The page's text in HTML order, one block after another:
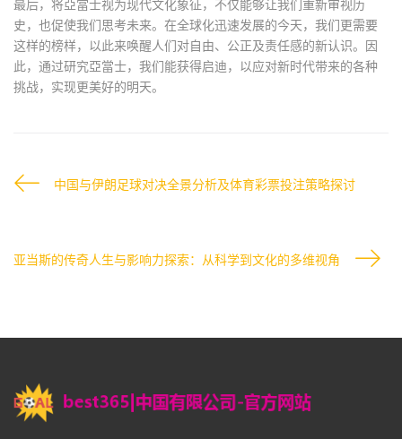
最后，将亞當士视为现代文化象征，不仅能够让我们重新审视历
史，也促使我们思考未来。在全球化迅速发展的今天，我们更需要
这样的榜样，以此来唤醒人们对自由、公正及责任感的新认识。因
此，通过研究亞當士，我们能获得启迪，以应对新时代带来的各种
挑战，实现更美好的明天。
中国与伊朗足球对决全景分析及体育彩票投注策略探讨
亚当斯的传奇人生与影响力探索：从科学到文化的多维视角